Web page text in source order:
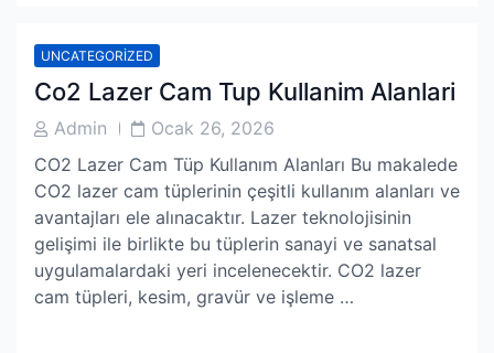
UNCATEGORIZED
Co2 Lazer Cam Tup Kullanim Alanlari
PostAdmin
PostOcak 26, 2026
CO2 Lazer Cam Tüp Kullanım Alanları Bu makalede
CO2 lazer cam tüplerinin çeşitli kullanım alanları ve
avantajları ele alınacaktır. Lazer teknolojisinin
gelişimi ile birlikte bu tüplerin sanayi ve sanatsal
uygulamalardaki yeri incelenecektir. CO2 lazer
cam tüpleri, kesim, gravür ve işleme …